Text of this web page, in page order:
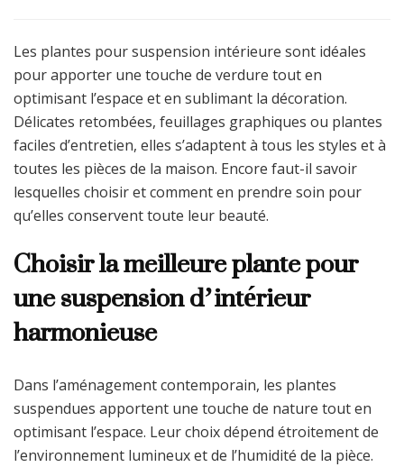
Les plantes pour suspension intérieure sont idéales
pour apporter une touche de verdure tout en
optimisant l’espace et en sublimant la décoration.
Délicates retombées, feuillages graphiques ou plantes
faciles d’entretien, elles s’adaptent à tous les styles et à
toutes les pièces de la maison. Encore faut-il savoir
lesquelles choisir et comment en prendre soin pour
qu’elles conservent toute leur beauté.
Choisir la meilleure plante pour
une suspension d’intérieur
harmonieuse
Dans l’aménagement contemporain, les plantes
suspendues apportent une touche de nature tout en
optimisant l’espace. Leur choix dépend étroitement de
l’environnement lumineux et de l’humidité de la pièce.